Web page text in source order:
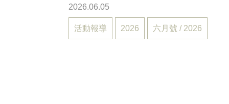
2026.06.05
活動報導 2026 六月號 / 2026